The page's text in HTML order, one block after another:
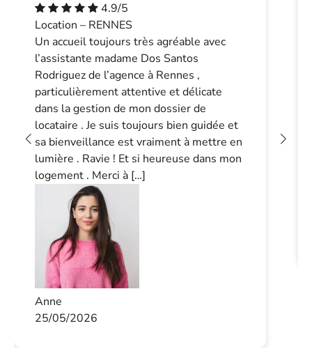
4.9/5
Location – RENNES
Un accueil toujours très agréable avec
l’assistante madame Dos Santos
Rodriguez de l’agence à Rennes ,
particulièrement attentive et délicate
dans la gestion de mon dossier de
locataire . Je suis toujours bien guidée et
sa bienveillance est vraiment à mettre en
lumière . Ravie ! Et si heureuse dans mon
logement . Merci à […]
Anne
25/05/2026